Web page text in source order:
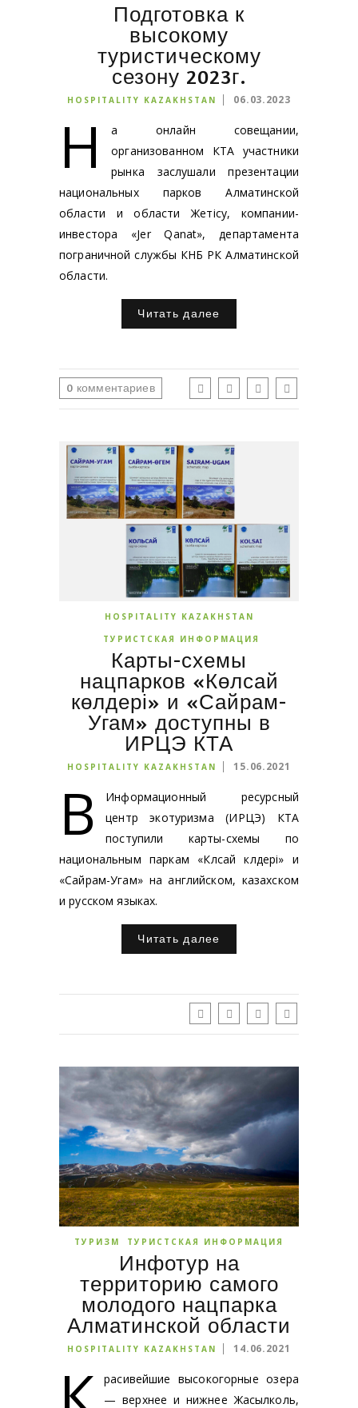
Подготовка к
высокому
туристическому
сезону 2023г.
HOSPITALITY KAZAKHSTAN 06.03.2023
Н
а онлайн совещании,
организованном КТА участники
рынка заслушали презентации
национальных парков Алматинской
области и области Жетісу, компании-
инвестора «Jer Qanat», департамента
пограничной службы КНБ РК Алматинской
области.
Читать далее
0 комментариев
HOSPITALITY KAZAKHSTAN
ТУРИСТСКАЯ ИНФОРМАЦИЯ
Карты-схемы
нацпарков «Көлсай
көлдері» и «Сайрам-
Угам» доступны в
ИРЦЭ КТА
HOSPITALITY KAZAKHSTAN 15.06.2021
В
Информационный ресурсный
центр экотуризма (ИРЦЭ) КТА
поступили карты-схемы по
национальным паркам «Көлсай көлдері» и
«Сайрам-Угам» на английском, казахском
и русском языках.
Читать далее
ТУРИЗМ ТУРИСТСКАЯ ИНФОРМАЦИЯ
Инфотур на
территорию самого
молодого нацпарка
Алматинской области
HOSPITALITY KAZAKHSTAN 14.06.2021
расивейшие высокогорные озера
— верхнее и нижнее Жасылколь,